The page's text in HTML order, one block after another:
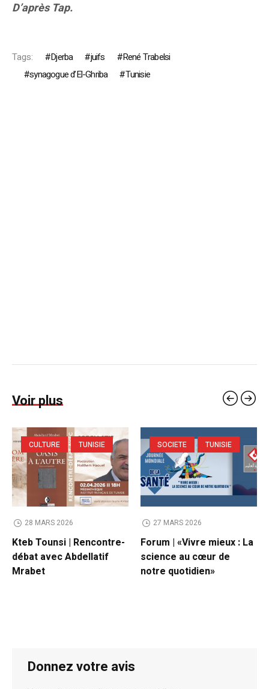
D’après Tap.
Tags: Djerba juifs
René Trabelsi
synagogue d’El-Ghriba
Tunisie
Voir plus
CULTURE TUNISIE
28 MARS 2026
Kteb Tounsi | Rencontre-
débat avec Abdellatif
Mrabet
SOCIETE TUNISIE
27 MARS 2026
Forum | «Vivre mieux : La
science au cœur de
notre quotidien»
Donnez votre avis